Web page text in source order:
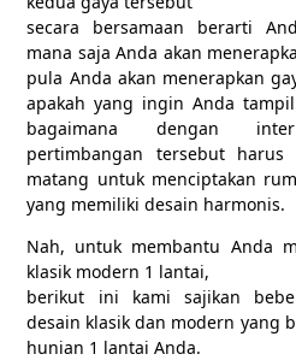
secara bersamaan berarti
mana saja Anda akan
pula Anda akan menerapkan
apakah yang ingin Anda
bagaimana dengan
pertimbangan tersebut harus
matang untuk menciptakan
yang memiliki desain harmonis.
Nah, untuk membantu Anda
klasik modern 1 lantai,
berikut ini kami sajikan
desain klasik dan modern yang
hunian 1 lantai Anda.